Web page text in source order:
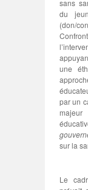
sans
du
(don/
une
par un
sur la
Le